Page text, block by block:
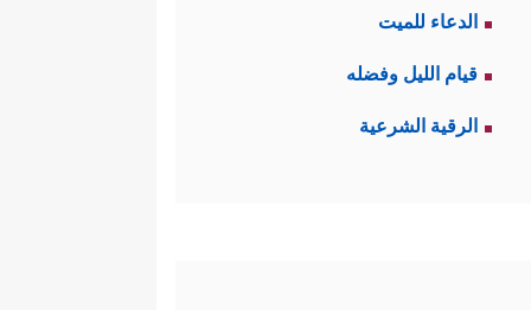
الدعاء للميت
قيام الليل وفضله
الرقية الشرعية